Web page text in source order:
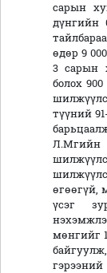
сарын
дүнгийн
өдөр 9
3 сарын
болох
түүний
Л.Мгийн
өгөөгүй,
үсэг
мөнгийг
гэрээний